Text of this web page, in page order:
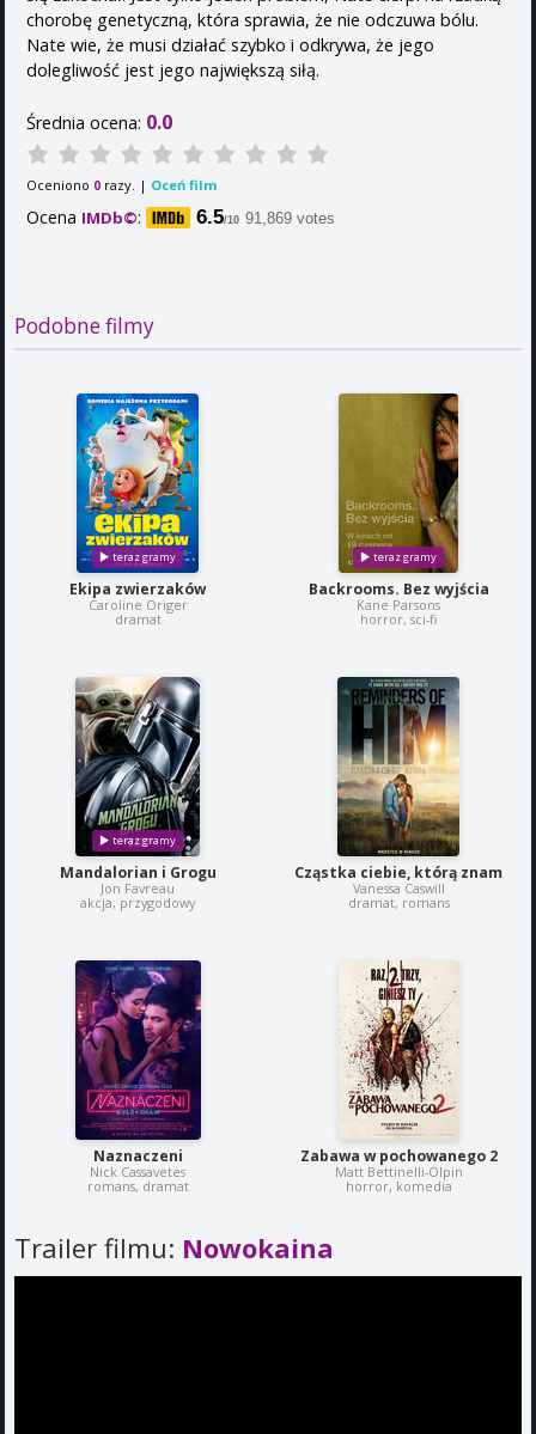
chorobę genetyczną, która sprawia, że nie odczuwa bólu.
Nate wie, że musi działać szybko i odkrywa, że jego
dolegliwość jest jego największą siłą.
Średnia ocena: 0.0
Oceniono 0 razy. | Oceń film
Ocena IMDb©: 6.5/10 91,869 votes
Podobne filmy
Ekipa zwierzaków
Caroline Origer
dramat
Backrooms. Bez wyjścia
Kane Parsons
horror, sci-fi
Mandalorian i Grogu
Jon Favreau
akcja, przygodowy
Cząstka ciebie, którą znam
Vanessa Caswill
dramat, romans
Naznaczeni
Nick Cassavetes
romans, dramat
Zabawa w pochowanego 2
Matt Bettinelli-Olpin
horror, komedia
Trailer filmu: Nowokaina